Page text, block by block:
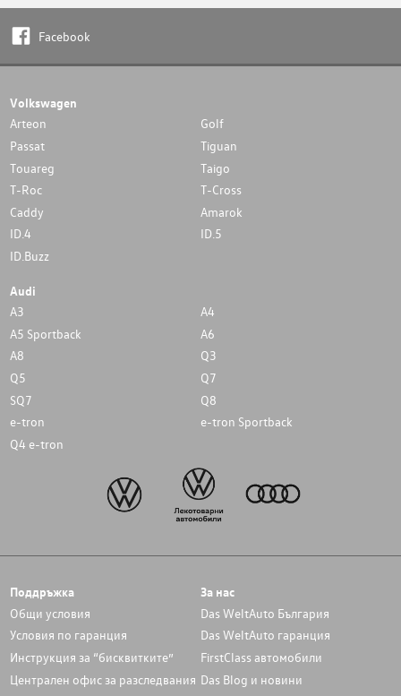
Facebook
Volkswagen
Arteon
Golf
Passat
Tiguan
Touareg
Taigo
T-Roc
T-Cross
Caddy
Amarok
ID.4
ID.5
ID.Buzz
Audi
A3
A4
A5 Sportback
A6
A8
Q3
Q5
Q7
SQ7
Q8
e-tron
e-tron Sportback
Q4 e-tron
Поддръжка
Общи условия
Условия по гаранция
Инструкция за “бисквитките”
Централен офис за разследвания
За нас
Das WeltAuto България
Das WeltAuto гаранция
FirstClass автомобили
Das Blog и новини